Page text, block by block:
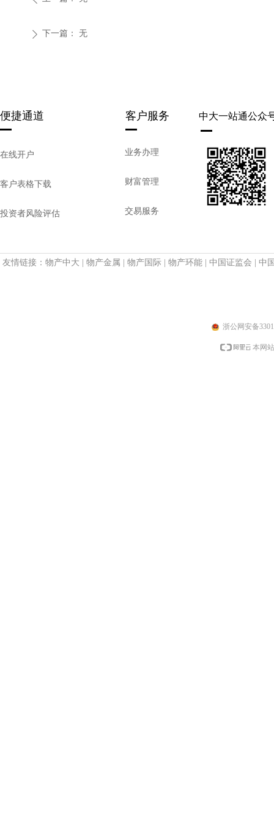
ꄲ 下一篇： 无
便捷通道
在线开户
客户表格下载
投资者风险评估
业务办理
财富管理
交易服务
客户服务
友情链接： 物产中大 物产金属 物产国际 物产环能 中国证监会 中
中大一站通公众
浙公网安备
本网